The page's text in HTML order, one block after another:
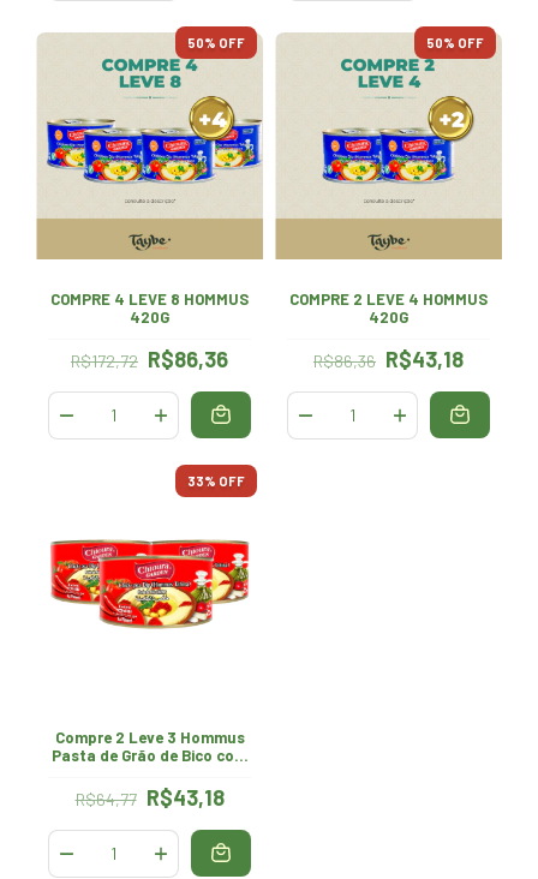
50% OFF
COMPRE 4 LEVE 8 HOMMUS
420G
R$172,72 R$86,36
50% OFF
COMPRE 2 LEVE 4 HOMMUS
420G
R$86,36 R$43,18
33% OFF
Compre 2 Leve 3 Hommus
Pasta de Grão de Bico com
Garden
R$64,77 R$43,18